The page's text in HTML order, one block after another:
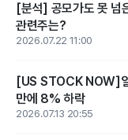
[분석] 공모가도 못 넘
관련주는?
2026.07.22 11:00
[US STOCK NOW]
만에 8% 하락
2026.07.13 20:55